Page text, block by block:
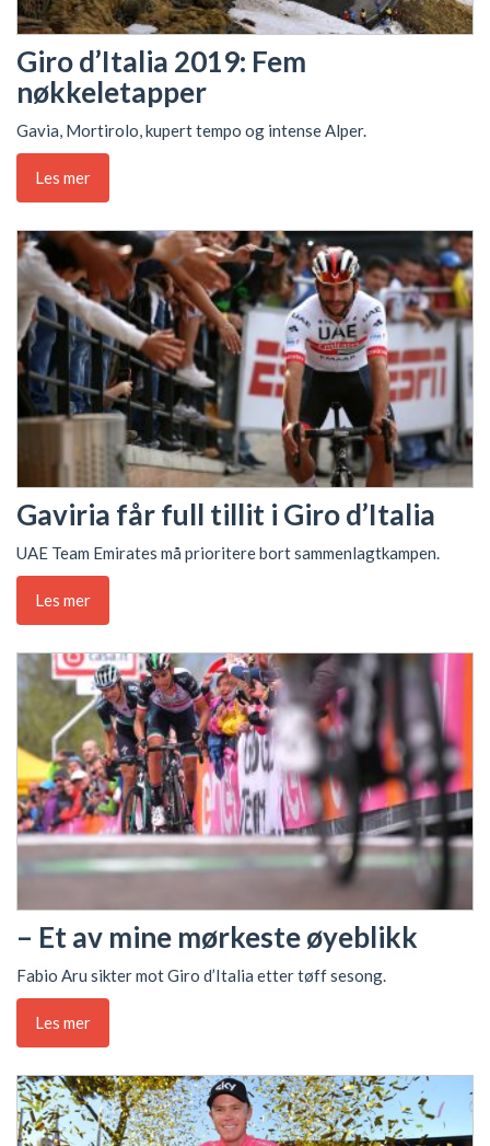
Giro d’Italia 2019: Fem
nøkkeletapper
Gavia, Mortirolo, kupert tempo og intense Alper.
Les mer
Gaviria får full tillit i Giro d’Italia
UAE Team Emirates må prioritere bort sammenlagtkampen.
Les mer
– Et av mine mørkeste øyeblikk
Fabio Aru sikter mot Giro d’Italia etter tøff sesong.
Les mer